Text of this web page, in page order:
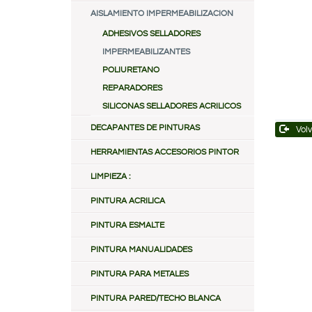
AISLAMIENTO IMPERMEABILIZACION
ADHESIVOS SELLADORES
IMPERMEABILIZANTES
POLIURETANO
REPARADORES
SILICONAS SELLADORES ACRILICOS
DECAPANTES DE PINTURAS
HERRAMIENTAS ACCESORIOS PINTOR
LIMPIEZA :
PINTURA ACRILICA
PINTURA ESMALTE
PINTURA MANUALIDADES
PINTURA PARA METALES
PINTURA PARED/TECHO BLANCA